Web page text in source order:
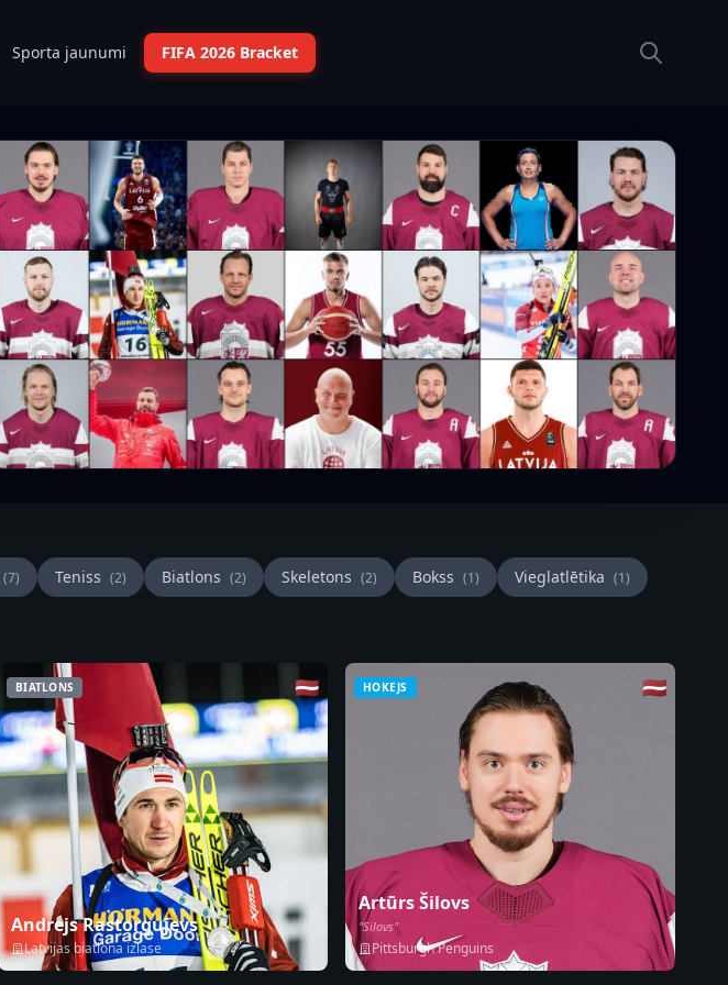
Sporta jaunumi FIFA 2026 Bracket
(7) Teniss (2) Biatlons (2) Skeletons (2) Bokss (1) Vieglatlētika (1)
BIATLONS 🇱🇻
Andrejs Rastorgujevs
Latvijas biatlona izlase
HOKEJS 🇱🇻
Artūrs Šilovs
"Silovs"
Pittsburgh Penguins